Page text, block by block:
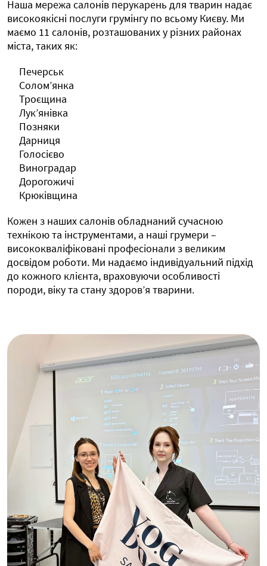
Наша мережа салонів перукарень для тварин надає
високоякісні послуги грумінгу по всьому Києву. Ми
маємо 11 салонів, розташованих у різних районах
міста, таких як:
Печерськ
Солом’янка
Троєщина
Лук’янівка
Позняки
Дарниця
Голосієво
Виноградар
Дорогожичі
Крюківщина
Кожен з наших салонів обладнаний сучасною
технікою та інструментами, а наші грумери –
висококваліфіковані професіонали з великим
досвідом роботи. Ми надаємо індивідуальний підхід
до кожного клієнта, враховуючи особливості
породи, віку та стану здоров’я тварини.